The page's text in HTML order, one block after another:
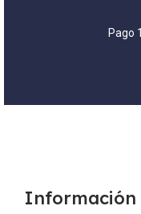
Pago
Información